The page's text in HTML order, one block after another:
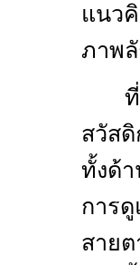
แนว
ภาพ
สวัส
ทั้งด้
การ
สาย